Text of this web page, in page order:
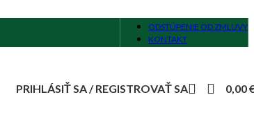
ODSTÚPENIE OD ZMLUVY
KONTAKT
PRIHLÁSIŤ SA / REGISTROVAŤ SA 0,00